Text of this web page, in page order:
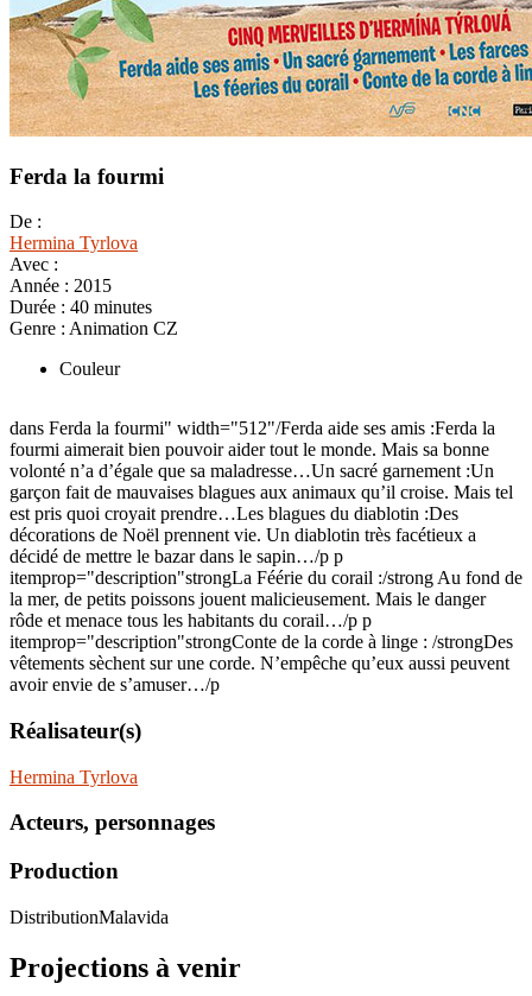
Ferda la fourmi
De :
Hermina Tyrlova
Avec :
Année : 2015
Durée : 40 minutes
Genre : Animation CZ
Couleur
dans Ferda la fourmi" width="512"/Ferda aide ses amis :Ferda la
fourmi aimerait bien pouvoir aider tout le monde. Mais sa bonne
volonté n’a d’égale que sa maladresse…Un sacré garnement :Un
garçon fait de mauvaises blagues aux animaux qu’il croise. Mais tel
est pris quoi croyait prendre…Les blagues du diablotin :Des
décorations de Noël prennent vie. Un diablotin très facétieux a
décidé de mettre le bazar dans le sapin…/p p
itemprop="description"strongLa Féérie du corail :/strong Au fond de
la mer, de petits poissons jouent malicieusement. Mais le danger
rôde et menace tous les habitants du corail…/p p
itemprop="description"strongConte de la corde à linge : /strongDes
vêtements sèchent sur une corde. N’empêche qu’eux aussi peuvent
avoir envie de s’amuser…/p
Réalisateur(s)
Hermina Tyrlova
Acteurs, personnages
Production
DistributionMalavida
Projections à venir